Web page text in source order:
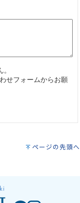
ページの先頭へ